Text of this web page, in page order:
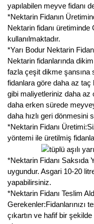
yapılabilen meyve fidanı
*Nektarin Fidanın
Nektarin fidanı
kullanılmaktadır.
*Yarı Bodur Nektarin
Nektarin fidanlarında
fazla çeşit dikme şansına
fidanlara göre daha az taç
gibi maliyetleriniz daha az
daha erken sürede
daha hızlı geri dönmesini
*Nektarin Fidanı
yöntemi ile üretilmiş
*Nektarin Fidanı Saksıda
uygundur. Asgari 10-20
yapabilirsiniz.
*Nektarin Fidanı Teslim
Gerekenler:Fidanlarınızı
çıkartın ve hafif bir